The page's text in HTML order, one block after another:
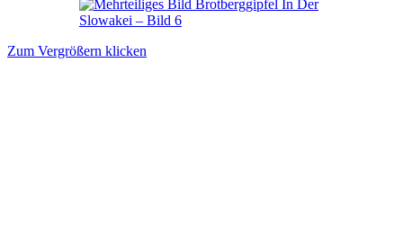
Zum Vergrößern klicken